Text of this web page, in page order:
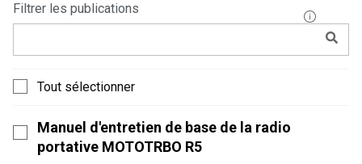
Filtrer les publications
Tout sélectionner
Manuel d'entretien de base de la radio
portative MOTOTRBO R5